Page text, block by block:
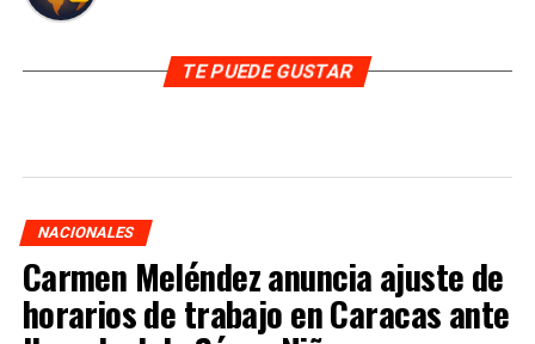
TE PUEDE GUSTAR
NACIONALES
Carmen Meléndez anuncia ajuste de
horarios de trabajo en Caracas ante